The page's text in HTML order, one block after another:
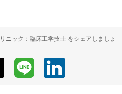
ニック：臨床工学技士 をシェアしましょ